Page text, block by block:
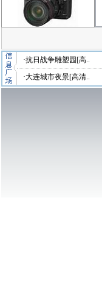
·抗日战争雕塑园[高..
·大连城市夜景[高清..